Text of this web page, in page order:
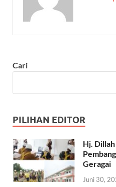
Cari
PILIHAN EDITOR
Hj.
Geragai
Juni 30,